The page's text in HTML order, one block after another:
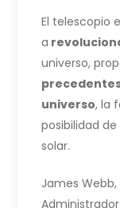
El telescopio
a
universo,
universo, la
posibilidad
solar.
James